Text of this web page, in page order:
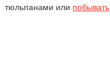
тюльпанами или побывать